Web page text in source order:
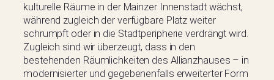
kulturelle Räume in der Mainzer Innenstadt wächst,
während zugleich der verfügbare Platz weiter
schrumpft oder in die Stadtperipherie verdrängt wird.
Zugleich sind wir überzeugt, dass in den
bestehenden Räumlichkeiten des Allianzhauses – in
modernisierter und gegebenenfalls erweiterter Form